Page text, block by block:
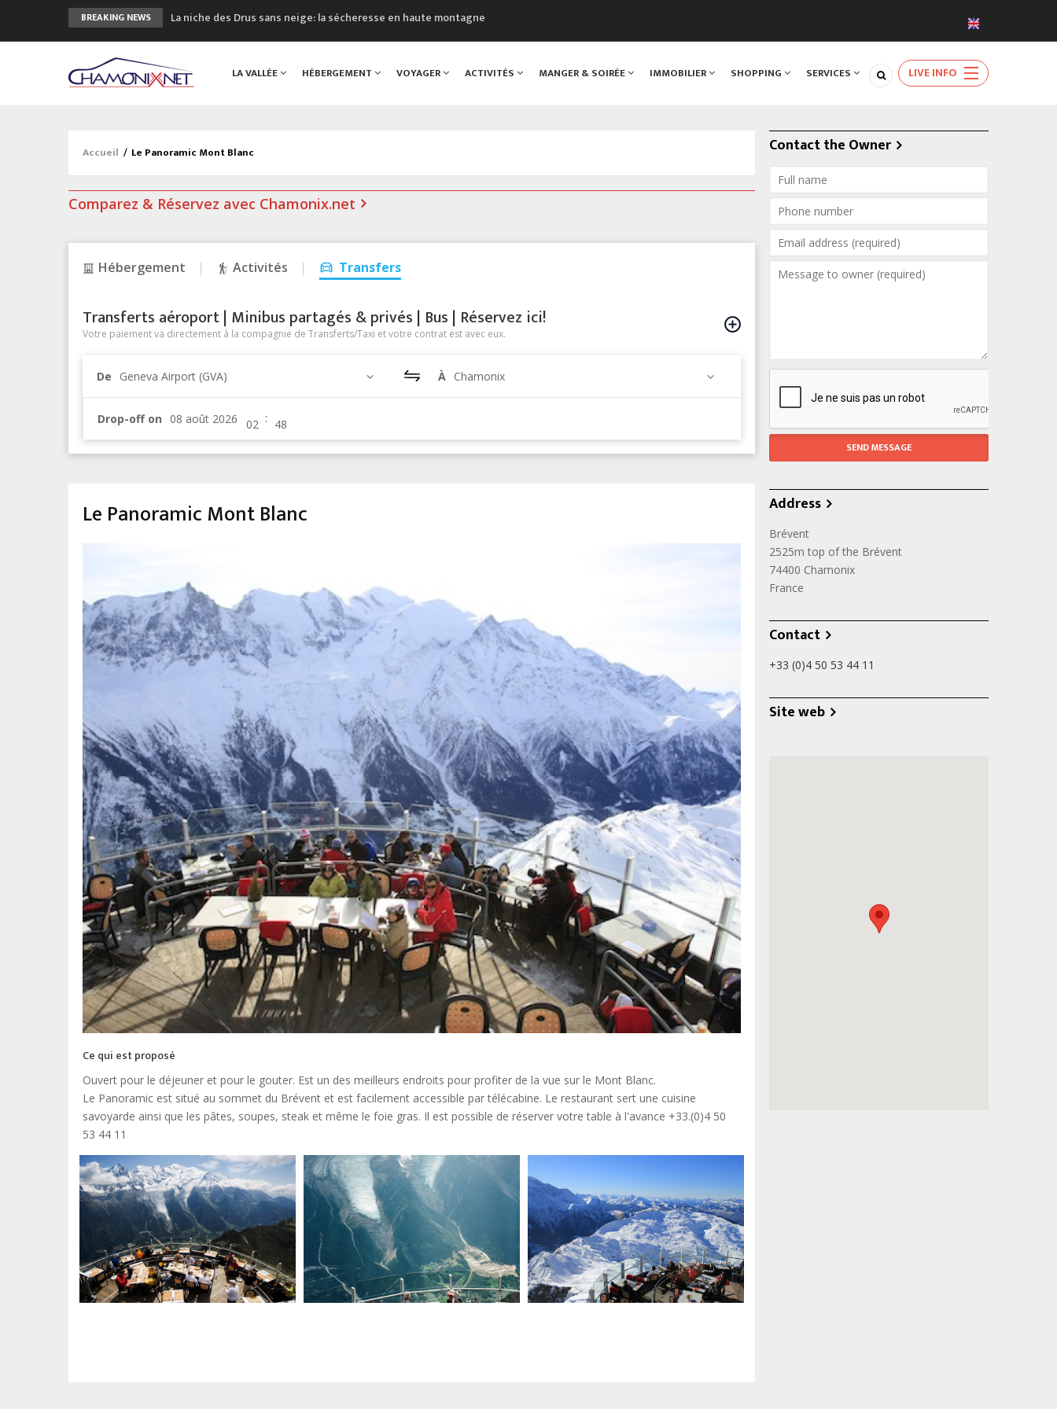
BREAKING NEWS
La niche des Drus sans neige: la sécheresse en haute montagne
Craft ouvre un nouveau magasin de course à pied à Chamonix
3eme Chamonix Vallée Classics Festival
LA VALLÉE HÉBERGEMENT VOYAGER ACTIVITÉS MANGER & SOIRÉE IMMOBILIER SHOPPING SERVICES LIVE INFO
Accueil / Le Panoramic Mont Blanc
Comparez & Réservez avec Chamonix.net
Hébergement Activités Transfers
Transferts aéroport | Minibus partagés & privés | Bus | Réservez ici!
Votre paiement va directement à la compagnie de Transferts/Taxi et votre contrat est avec eux.
De Geneva Airport (GVA) À Chamonix
Drop-off on :
Le Panoramic Mont Blanc
Ce qui est proposé
Ouvert pour le déjeuner et pour le gouter. Est un des meilleurs endroits pour profiter de la vue sur le Mont Blanc.
Le Panoramic est situé au sommet du Brévent et est facilement accessible par télécabine. Le restaurant sert une cuisine
savoyarde ainsi que les pâtes, soupes, steak et même le foie gras. Il est possible de réserver votre table à l'avance +33.(0)4 50
53 44 11
Contact the Owner
Address
Brévent
2525m top of the Brévent
74400 Chamonix
France
Contact
+33 (0)4 50 53 44 11
Site web